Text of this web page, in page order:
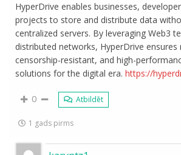
HyperDrive enables businesses,
projects to store and distribute data
centralized servers. By leveraging Web3
distributed networks, HyperDrive ensures
censorship-resistant, and high-
solutions for the digital era.https://
0 Atbildēt
1 gads pirms